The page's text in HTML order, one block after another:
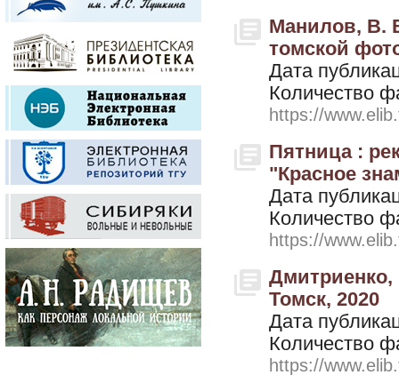
Манилов, В.
томской
Дата
Количество
https://
Пятница :
"Красное
Дата
Количество
https://
Дмитриенко,
Томск, 2020
Дата
Количество
https://